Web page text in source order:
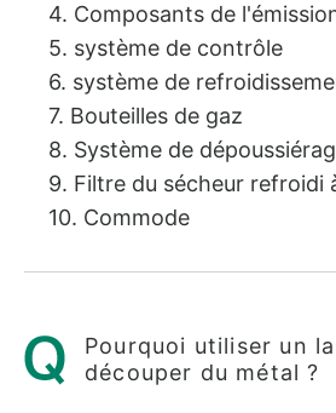
4. Composants de
5. système de contrôle
6. système de
7. Bouteilles de gaz
8. Système de
9. Filtre du sécheur refroidi
10. Commode
Pourquoi utiliser un
découper du métal ?